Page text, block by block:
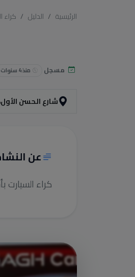
الرئيسية الدليل كراء
مسجل منذ 4 سنوات
شارع الحسن الأول، رقم 8 لعري
عن
كراء السيارت